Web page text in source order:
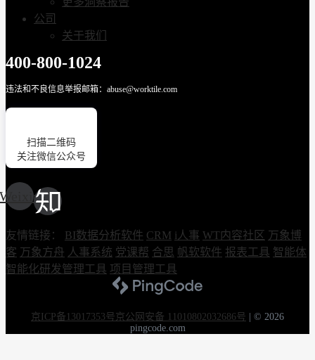
公司
关于我们
400-800-1024
违法和不良信息举报邮箱：abuse@worktile.com
扫描二维码
关注微信公众号
Weixin
友情链接： BI数据分析软件 CRM i人事 WT内容社区 万象博
客 万象方舟 人事系统 党课帮 合思 帆软软件 报表工具 智能体
智能化研发管理工具 项目管理工具
京ICP备13017353号京公网安备 11010802032686号
© 2026
pingcode.com